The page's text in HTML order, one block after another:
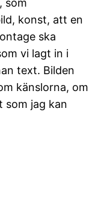
som
konst, att en
ska
vi lagt in i
text. Bilden
känslorna, om
som jag kan